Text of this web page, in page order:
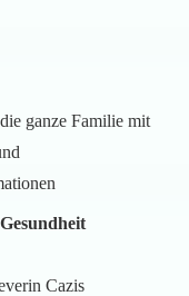
ganze Familie mit
Cazis